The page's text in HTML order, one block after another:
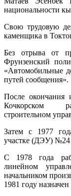
национальности
Свою трудовую
каменщика в
Без отрыва от
Фрунзенский
«Автомобильные
путей сообщения».
После окончания
Кочкорском
строительном
Затем с 1977
участке (ДЭУ) №24
С 1978 года
линейном
начальником
1981 году